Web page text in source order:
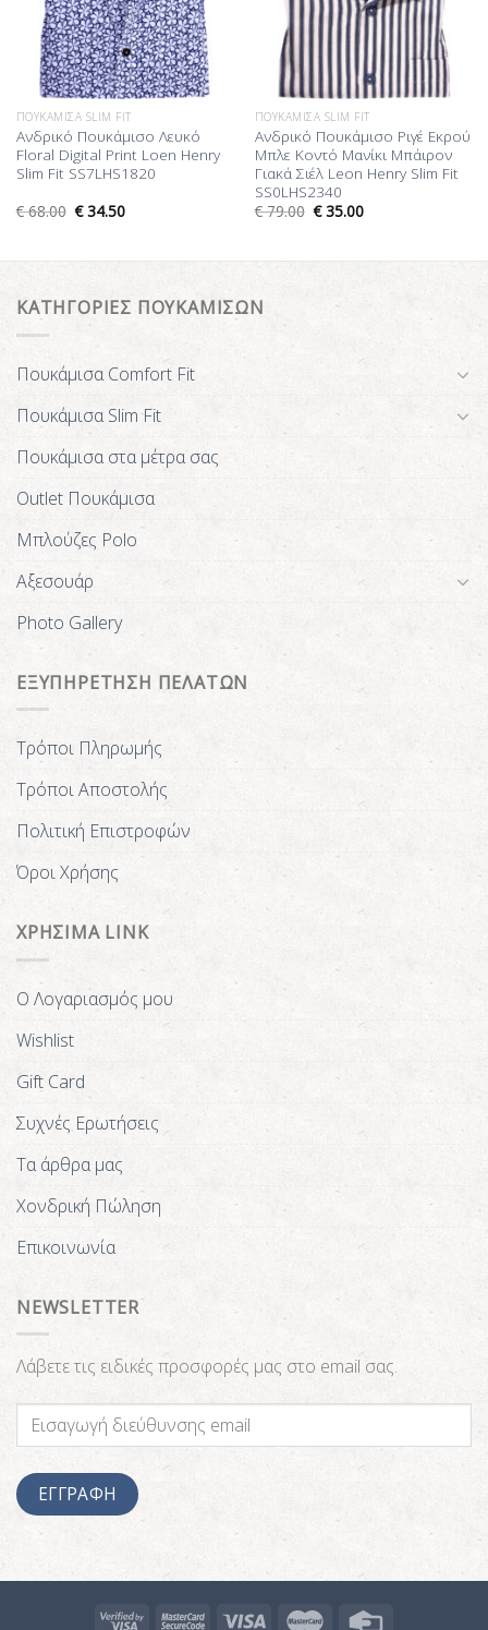
ΠΟΥΚΆΜΙΣΑ SLIM FIT
Ανδρικό Πουκάμισο Λευκό
Floral Digital Print Loen Henry
Slim Fit SS7LHS1820
€68.00 €34.50
ΠΟΥΚΆΜΙΣΑ SLIM FIT
Ανδρικό Πουκάμισο Ριγέ Εκρού
Μπλε Κοντό Μανίκι Μπάιρον
Γιακά Σιέλ Leon Henry Slim Fit
SS0LHS2340
€79.00 €35.00
ΚΑΤΗΓΟΡΙΕΣ ΠΟΥΚΑΜΙΣΩΝ
Πουκάμισα Comfort Fit
Πουκάμισα Slim Fit
Πουκάμισα στα μέτρα σας
Outlet Πουκάμισα
Μπλούζες Polo
Αξεσουάρ
Photo Gallery
ΕΞΥΠΗΡΕΤΗΣΗ ΠΕΛΑΤΩΝ
Τρόποι Πληρωμής
Τρόποι Αποστολής
Πολιτική Επιστροφών
Όροι Χρήσης
ΧΡΗΣΙΜΑ LINK
Ο Λογαριασμός μου
Wishlist
Gift Card
Συχνές Ερωτήσεις
Τα άρθρα μας
Χονδρική Πώληση
Επικοινωνία
NEWSLETTER
Λάβετε τις ειδικές προσφορές μας στο email σας.